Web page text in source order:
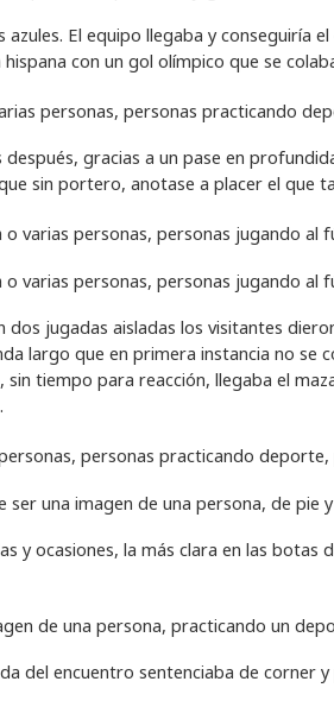
El equipo llegaba y conseguiría
con un gol olímpico que se
gracias a un pase en
sin portero, anotase a placer el que
jugadas aisladas los visitantes
largo que en primera instancia no se
sin tiempo para reacción, llegaba el
y ocasiones, la más clara en las botas
del encuentro sentenciaba de corner